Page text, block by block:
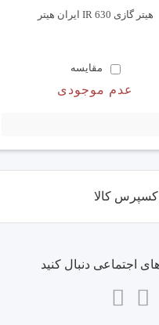
هیتر گازی IR 630 ایران هیتر
مقایسه
عدم موجودی
کالا
اجتماعی دنبال کنید